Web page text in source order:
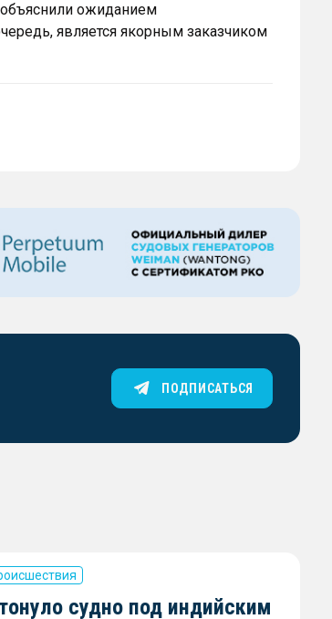
объяснили ожиданием
является якорным заказчиком
ПОДПИСАТЬСЯ
судно под индийским